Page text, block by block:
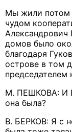
Мы жили потом
чудом
Александрович
домов было
благодаря
острове в том
председателем
М. ПЕШКОВА: И
она была?
В. БЕРКОВ: Я с